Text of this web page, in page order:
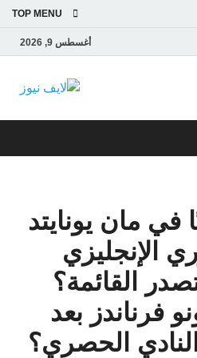
TOP MENU
أغسطس 9, 2026
لايف
نيوز
لحظة بلحظة من
لاعبًا في مان يونايتد
الإنجليزي
القائمة؟
فرناندز بعد
الحصري؟